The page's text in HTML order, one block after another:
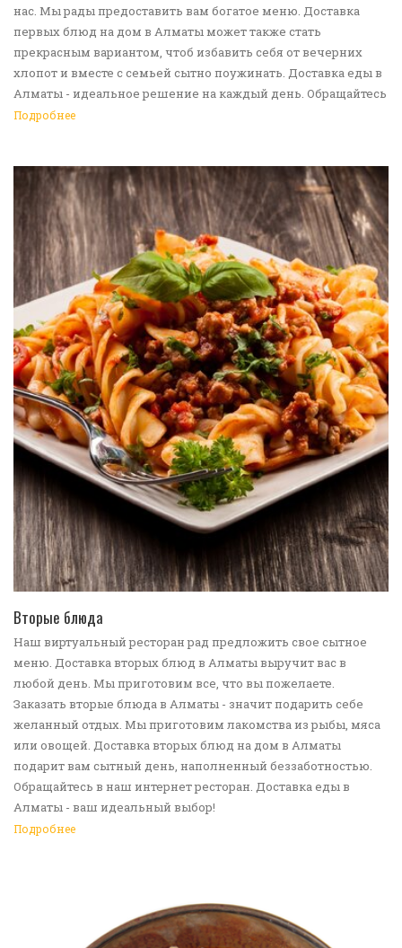
нас. Мы рады предоставить вам богатое меню. Доставка
первых блюд на дом в Алматы может также стать
прекрасным вариантом, чтоб избавить себя от вечерних
хлопот и вместе с семьей сытно поужинать. Доставка еды в
Алматы - идеальное решение на каждый день. Обращайтесь
к нам!
Подробнее
Вторые блюда
Наш виртуальный ресторан рад предложить свое сытное
меню. Доставка вторых блюд в Алматы выручит вас в
любой день. Мы приготовим все, что вы пожелаете.
Заказать вторые блюда в Алматы - значит подарить себе
желанный отдых. Мы приготовим лакомства из рыбы, мяса
или овощей. Доставка вторых блюд на дом в Алматы
подарит вам сытный день, наполненный беззаботностью.
Обращайтесь в наш интернет ресторан. Доставка еды в
Алматы - ваш идеальный выбор!
Подробнее